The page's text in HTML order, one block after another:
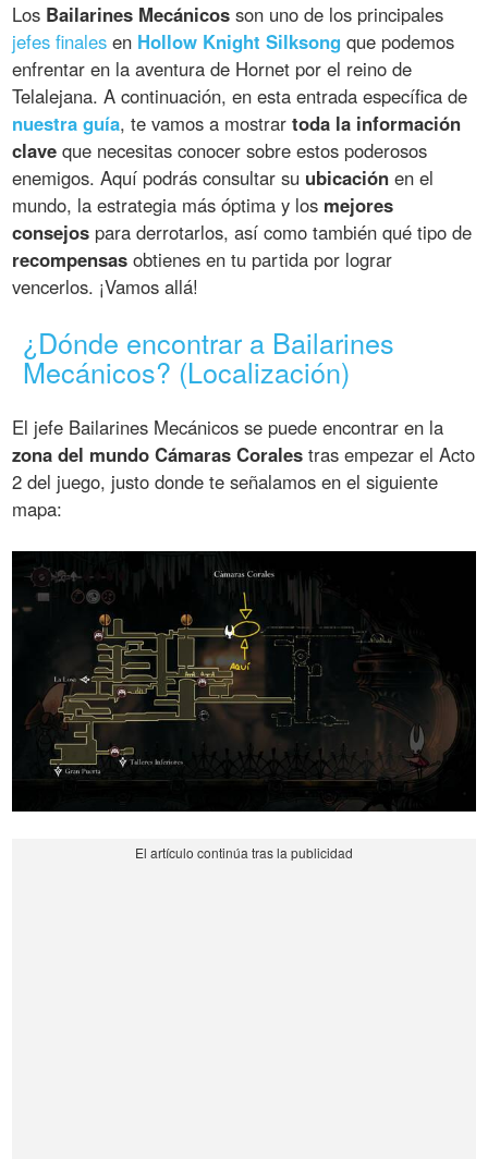
Los Bailarines Mecánicos son uno de los principales
jefes finales en Hollow Knight Silksong que podemos
enfrentar en la aventura de Hornet por el reino de
Telalejana. A continuación, en esta entrada específica de
nuestra guía, te vamos a mostrartoda la información
clave que necesitas conocer sobre estos poderosos
enemigos. Aquí podrás consultar su ubicación en el
mundo, la estrategia más óptima y los mejores
consejos para derrotarlos, así como también qué tipo de
recompensas obtienes en tu partida por lograr
vencerlos. ¡Vamos allá!
¿Dónde encontrar a Bailarines
Mecánicos? (Localización)
El jefe Bailarines Mecánicos se puede encontrar en la
zona del mundo Cámaras Corales tras empezar el Acto
2 del juego, justo donde te señalamos en el siguiente
mapa: